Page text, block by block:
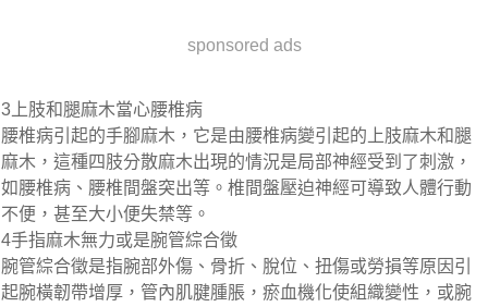
sponsored ads
3上肢和腿麻木當心腰椎病
腰椎病引起的手腳麻木，它是由腰椎病變引起的上肢麻木和腿
麻木，這種四肢分散麻木出現的情況是局部神經受到了刺激，
如腰椎病、腰椎間盤突出等。椎間盤壓迫神經可導致人體行動
不便，甚至大小便失禁等。
4手指麻木無力或是腕管綜合徵
腕管綜合徵是指腕部外傷、骨折、脫位、扭傷或勞損等原因引
起腕橫韌帶增厚，管內肌腱腫脹，瘀血機化使組織變性，或腕